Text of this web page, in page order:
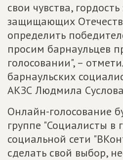
свои чувства,
защищающих
определить
просим барнаульцев
голосовании", –
барнаульских
АКЗС Людмила
Онлайн-голосование
группе "Социалисты в
социальной сети
сделать свой выбор,